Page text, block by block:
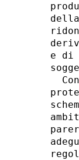
e di